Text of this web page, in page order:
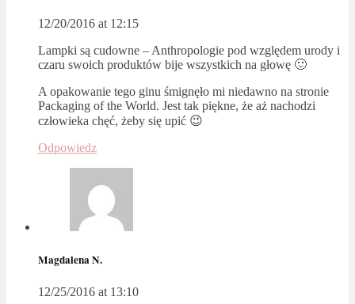
12/20/2016 at 12:15
Lampki są cudowne – Anthropologie pod względem urody i
czaru swoich produktów bije wszystkich na głowę 🙂
A opakowanie tego ginu śmignęło mi niedawno na stronie
Packaging of the World. Jest tak piękne, że aż nachodzi
człowieka chęć, żeby się upić 😉
Odpowiedz
Magdalena N.
12/25/2016 at 13:10